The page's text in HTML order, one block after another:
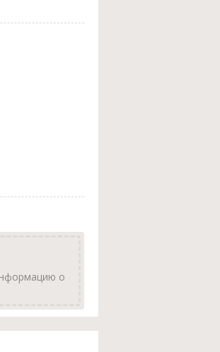
о